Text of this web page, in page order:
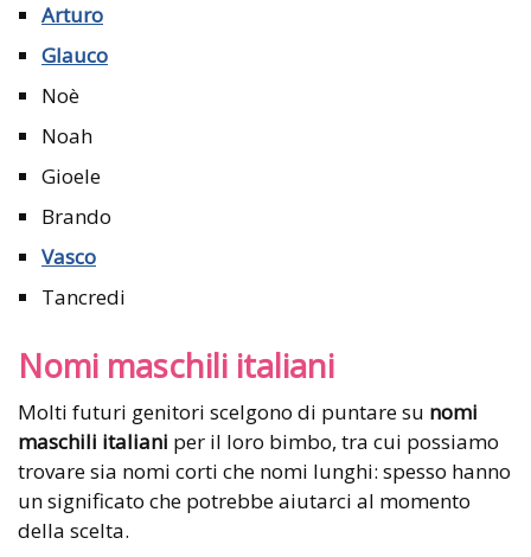
Arturo
Glauco
Noè
Noah
Gioele
Brando
Vasco
Tancredi
Nomi maschili italiani
Molti futuri genitori scelgono di puntare su nomi
maschili italiani per il loro bimbo, tra cui possiamo
trovare sia nomi corti che nomi lunghi: spesso hanno
un significato che potrebbe aiutarci al momento
della scelta.